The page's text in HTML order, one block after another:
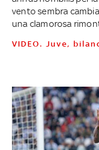
vento sembra
una clamorosa
VIDEO. Juve,